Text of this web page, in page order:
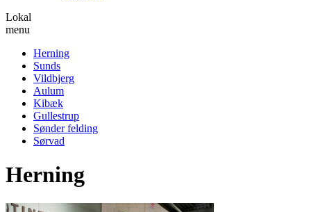
Lokal
menu
Herning
Sunds
Vildbjerg
Aulum
Kibæk
Gullestrup
Sønder felding
Sørvad
Herning